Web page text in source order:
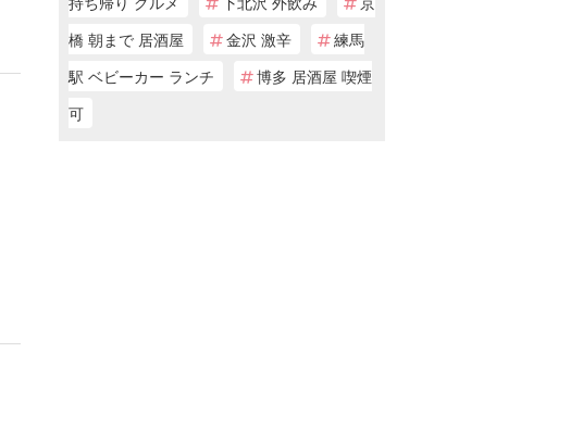
橋 朝まで 居酒屋
金沢 激辛
練馬
駅 ベビーカー ランチ
博多 居酒屋 喫煙
可